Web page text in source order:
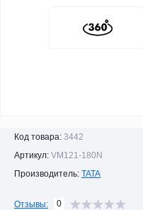
Код товара: 3442
Артикул: VM121-180N
Производитель: TATA
Отзывы: 0